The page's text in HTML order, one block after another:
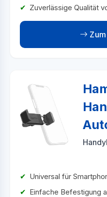
Zuverlässige Qualität
Universal für
Einfache Befestigung